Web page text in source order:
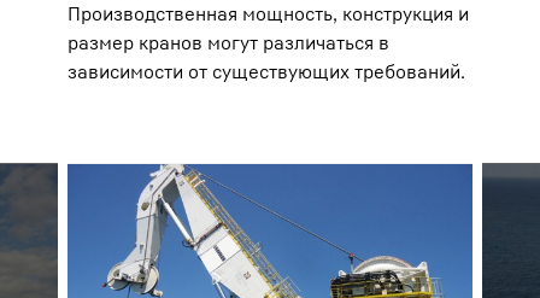
Производственная мощность, конструкция и
размер кранов могут различаться в
зависимости от существующих требований.